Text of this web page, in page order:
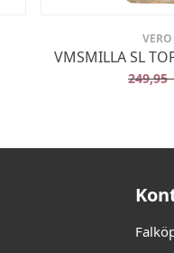
VMSMILLA SL
249,95